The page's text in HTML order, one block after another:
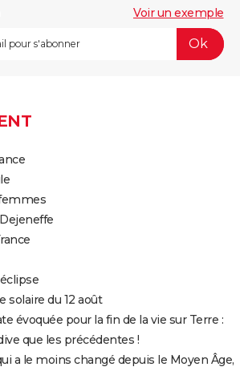
Voir un exemple
solaire du 12 août
évoquée pour la fin de la vie sur Terre :
que les précédentes !
a le moins changé depuis le Moyen Âge,